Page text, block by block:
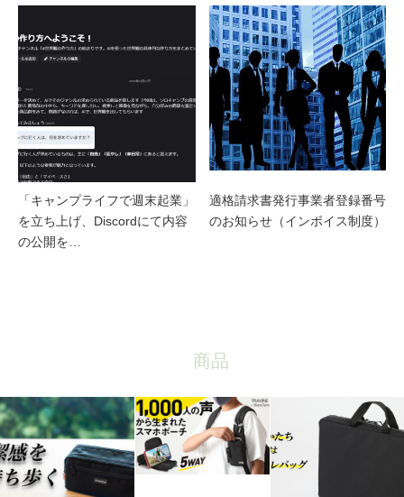
「キャンプライフで週末起業」
を立ち上げ、Discordにて内容
の公開を…
適格請求書発行事業者登録番号
のお知らせ（インボイス制度）
商品